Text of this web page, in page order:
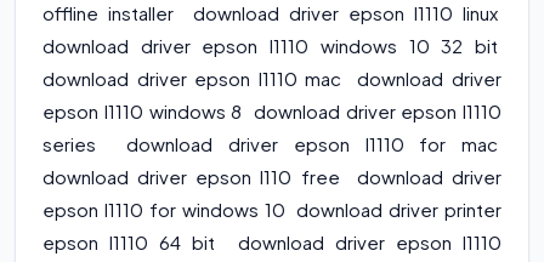
offline installer download driver epson l1110 linux
download driver epson l1110 windows 10 32 bit
download driver epson l1110 mac download driver
epson l1110 windows 8 download driver epson l1110
series download driver epson l1110 for mac
download driver epson l110 free download driver
epson l1110 for windows 10 download driver printer
epson l1110 64 bit download driver epson l1110